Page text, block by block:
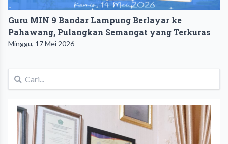
Guru MIN 9 Bandar Lampung Berlayar ke
Pahawang, Pulangkan Semangat yang Terkuras
Minggu, 17 Mei 2026